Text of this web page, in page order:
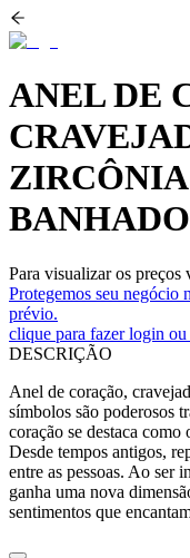
ANEL DE
Para visualizar os preços
Protegemos seu negócio
prévio.
clique para fazer login ou
DESCRIÇÃO
Anel de coração,
símbolos são poderosos
coração se destaca
Desde tempos antigos,
entre as pessoas. Ao ser
ganha uma nova
sentimentos que